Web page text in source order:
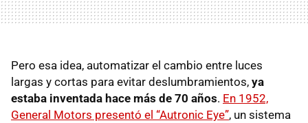
Pero esa idea, automatizar el cambio entre luces
largas y cortas para evitar deslumbramientos, ya
estaba inventada hace más de 70 años. En 1952,
General Motors presentó el “Autronic Eye”, un sistema